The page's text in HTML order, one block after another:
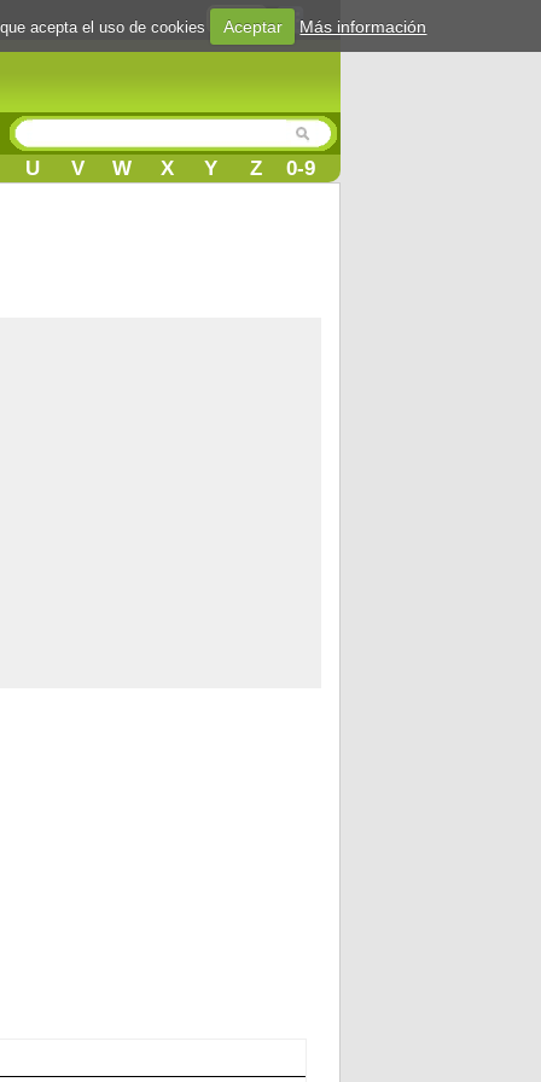
Login
U V W X Y Z 0-9
acepta el uso de cookies Aceptar Más información